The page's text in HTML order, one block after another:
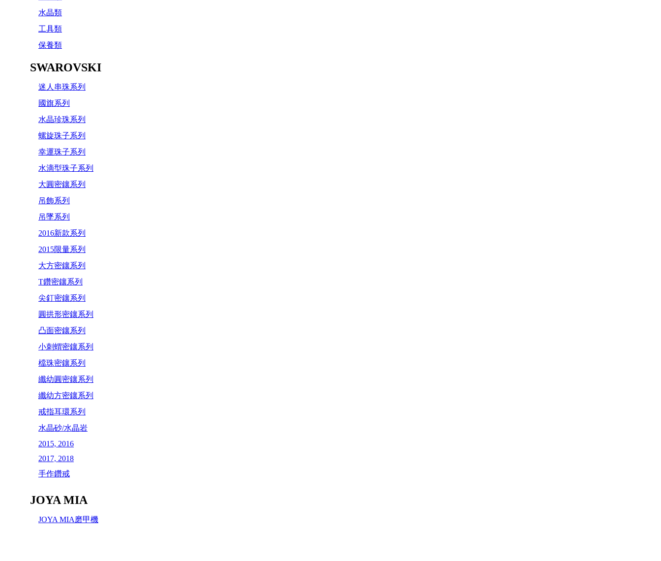
水晶類
工具類
保養類
SWAROVSKI
迷人串珠系列
國旗系列
水晶珍珠系列
螺旋珠子系列
幸運珠子系列
水滴型珠子系列
大圓密鑲系列
吊飾系列
吊墜系列
2016新款系列
2015限量系列
大方密鑲系列
T鑽密鑲系列
尖釘密鑲系列
圓拱形密鑲系列
凸面密鑲系列
小刺蝟密鑲系列
檔珠密鑲系列
纖幼圓密鑲系列
纖幼方密鑲系列
戒指耳環系列
水晶砂/水晶岩
2015, 2016
2017, 2018
手作鑽戒
JOYA MIA
JOYA MIA磨甲機